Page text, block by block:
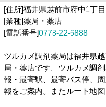
[住所]福井県越前市府中1丁
[業種]薬局・薬店
[電話番号]0778-22-6888
ツルカメ調剤薬局は福井県
局・薬店です。ツルカメ調
報・最寄駅、最寄バス停、
報をご案内。またルート地